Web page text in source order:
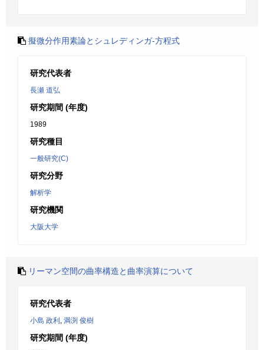
擬微分作用素論とシュレディンガ-方程式
研究代表者
長瀬 道弘
研究期間 (年度)
1989
研究種目
一般研究(C)
研究分野
解析学
研究機関
大阪大学
リーマン空間の曲率構造と曲率演算について
研究代表者
小島 政利 , 満渕 俊樹
研究期間 (年度)